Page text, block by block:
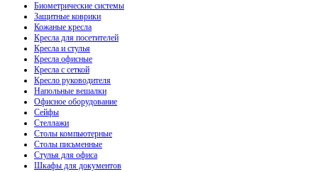
Биометрические системы
Защитные коврики
Кожаные кресла
Кресла для посетителей
Кресла и стулья
Кресла офисные
Кресла с сеткой
Кресло руководителя
Напольные вешалки
Офисное оборудование
Сейфы
Стеллажи
Столы компьютерные
Столы письменные
Стулья для офиса
Шкафы для документов